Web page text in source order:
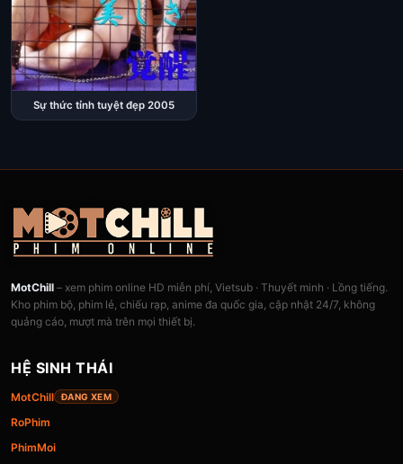
Sự thức tỉnh tuyệt đẹp 2005
MotChill – xem phim online HD miễn phí, Vietsub · Thuyết minh · Lồng tiếng.
Kho phim bộ, phim lẻ, chiếu rạp, anime đa quốc gia, cập nhật 24/7, không
quảng cáo, mượt mà trên mọi thiết bị.
HỆ SINH THÁI
MotChill ĐANG XEM
RoPhim
PhimMoi